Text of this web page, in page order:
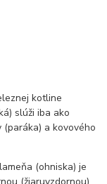
kotline
slúži iba ako
a kovového
(ohniska) je